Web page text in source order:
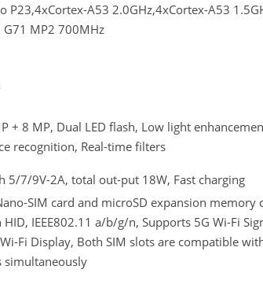
P23,4xCortex-A53 2.0GHz,4xCortex-A53
G71 MP2 700MHz
+ 8 MP, Dual LED flash, Low light
recognition, Real-time filters
5/7/9V-2A, total out-put 18W, Fast charging
SIM card and microSD expansion memory
IEEE802.11 a/b/g/n, Supports 5G Wi-Fi
Fi Display, Both SIM slots are compatible
simultaneously